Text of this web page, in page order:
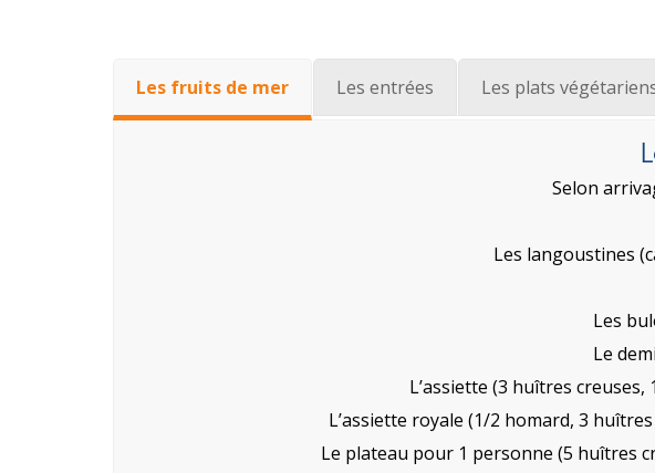
Les fruits de mer Les entrées Les plats
Selon
Les langoustines
Les
Le
L’assiette (3 huîtres
L’assiette royale (1/2 homard, 3
Le plateau pour 1 personne (5 huîtres